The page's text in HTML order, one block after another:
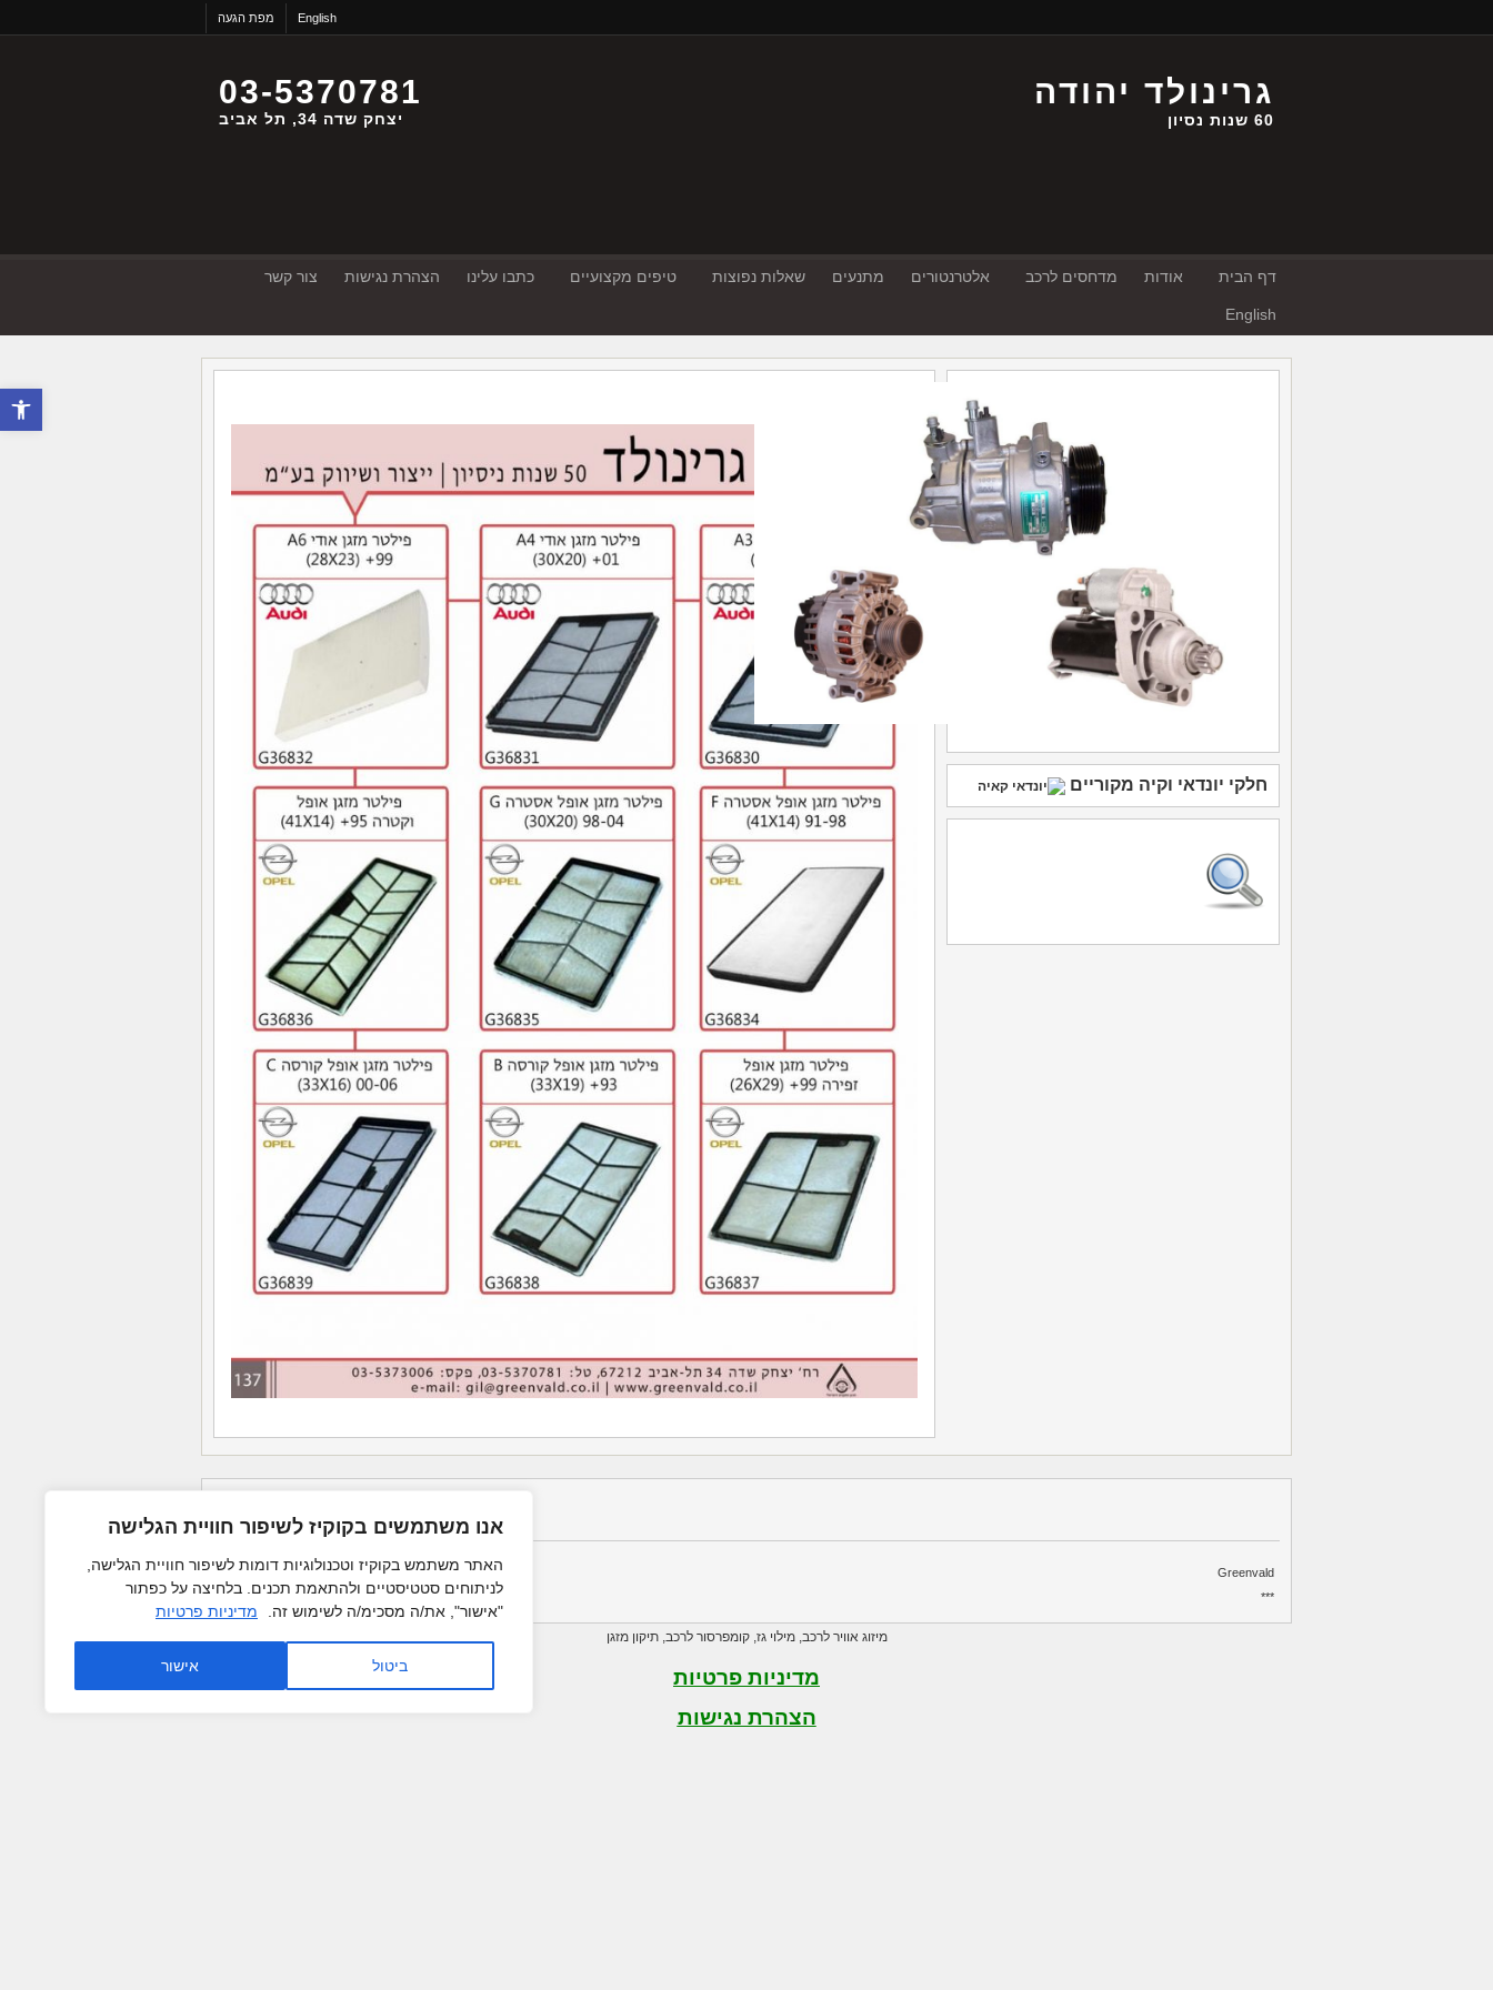
פתח
אנו משתמשים בקוקיז לשיפור חוויית הגלישה
האתר משתמש בקוקיז וטכנולוגיות דומות לשיפור חוויית הגלישה,
לניתוחים סטטיסטיים ולהתאמת תכנים. בלחיצה על כפתור
"אישור", את/ה מסכימ/ה לשימוש זה.
מדיניות פרטיות
ביטול אישור
English מפת הגעה
גרינולד יהודה 03-5370781
60 שנות נסיון יצחק שדה 34, תל אביב
דף הבית אודות מדחסים לרכב אלטרנטורים מתנעים שאלות נפוצות טיפים מקצועיים כתבו עלינו הצהרת נגישות צור קשר
English
חלקי יונדאי וקיה מקוריים
Arras WordPress Theme
A-2-Z נגישות ושיווק באינטרנט
Greenvald
***
מיזוג אוויר לרכב,מילוי גז,קומפרסור לרכב,תיקון מזגן
מדיניות פרטיות
הצהרת נגישות